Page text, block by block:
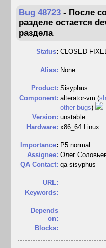
Bug 48723 - После
разделе остается
раздела
Status: CLOSED
Alias: None
Product: Sisyphus
Component: alterator-vm (
other bugs)
Version: unstable
Hardware: x86_64 Linux
mportance: P5 normal
Assignee: Олег
QA Contact: qa-sisyphus
URL:
Keywords:
Depends
on:
Blocks: